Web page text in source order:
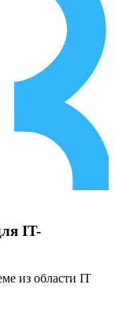
IT-
из области IT